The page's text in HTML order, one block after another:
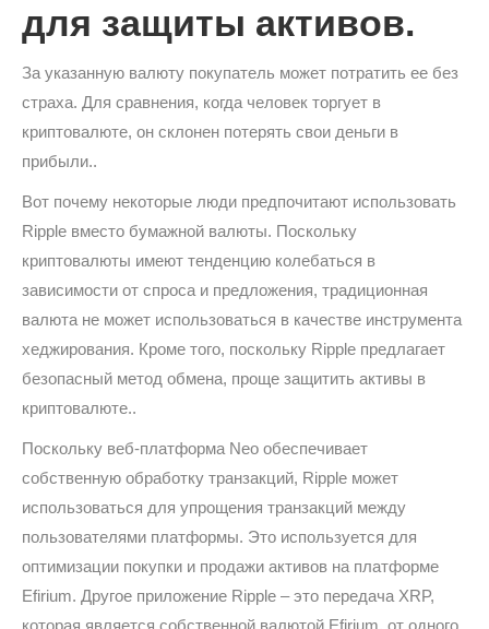
для защиты активов.
За указанную валюту покупатель может потратить ее без
страха. Для сравнения, когда человек торгует в
криптовалюте, он склонен потерять свои деньги в
прибыли..
Вот почему некоторые люди предпочитают использовать
Ripple вместо бумажной валюты. Поскольку
криптовалюты имеют тенденцию колебаться в
зависимости от спроса и предложения, традиционная
валюта не может использоваться в качестве инструмента
хеджирования. Кроме того, поскольку Ripple предлагает
безопасный метод обмена, проще защитить активы в
криптовалюте..
Поскольку веб-платформа Neo обеспечивает
собственную обработку транзакций, Ripple может
использоваться для упрощения транзакций между
пользователями платформы. Это используется для
оптимизации покупки и продажи активов на платформе
Efirium. Другое приложение Ripple – это передача XRP,
которая является собственной валютой Efirium, от одного